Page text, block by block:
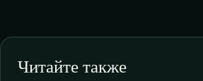
Читайте также